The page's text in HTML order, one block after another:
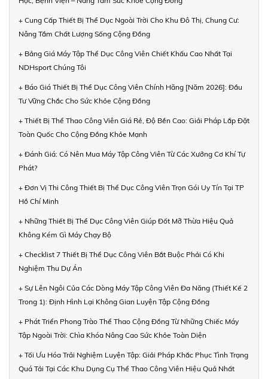
+ Cung Cấp Thiết Bị Thể Dục Ngoài Trời Cho Khu Đô Thị, Chung Cư:
Nâng Tầm Chất Lượng Sống Cộng Đồng
+ Bảng Giá Máy Tập Thể Dục Công Viên Chiết Khấu Cao Nhất Tại
NDHsport Chúng Tôi
+ Báo Giá Thiết Bị Thể Dục Công Viên Chính Hãng [Năm 2026]: Đầu
Tư Vững Chắc Cho Sức Khỏe Cộng Đồng
+ Thiết Bị Thể Thao Công Viên Giá Rẻ, Độ Bền Cao: Giải Pháp Lắp Đặt
Toàn Quốc Cho Cộng Đồng Khỏe Mạnh
+ Đánh Giá: Có Nên Mua Máy Tập Công Viên Từ Các Xưởng Cơ Khí Tự
Phát?
+ Đơn Vị Thi Công Thiết Bị Thể Dục Công Viên Trọn Gói Uy Tín Tại TP
Hồ Chí Minh
+ Những Thiết Bị Thể Dục Công Viên Giúp Đốt Mỡ Thừa Hiệu Quả
Không Kém Gì Máy Chạy Bộ
+ Checklist 7 Thiết Bị Thể Dục Công Viên Bắt Buộc Phải Có Khi
Nghiệm Thu Dự Án
+ Sự Lên Ngôi Của Các Dòng Máy Tập Công Viên Đa Năng (Thiết Kế 2
Trong 1): Định Hình Lại Không Gian Luyện Tập Cộng Đồng
+ Phát Triển Phong Trào Thể Thao Cộng Đồng Từ Những Chiếc Máy
Tập Ngoài Trời: Chìa Khóa Nâng Cao Sức Khỏe Toàn Diện
+ Tối Ưu Hóa Trải Nghiệm Luyện Tập: Giải Pháp Khắc Phục Tình Trạng
Quá Tải Tại Các Khu Dụng Cụ Thể Thao Công Viên Hiệu Quả Nhất